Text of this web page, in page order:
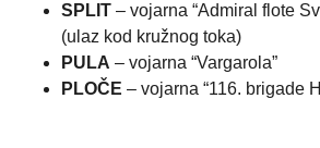
SPLIT – vojarna “Admiral flote
(ulaz kod kružnog toka)
PULA – vojarna “Vargarola”
PLOČE – vojarna “116. brigade